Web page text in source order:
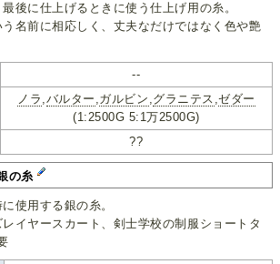
後に仕上げるときに使う仕上げ用の糸。
名前に相応しく、丈夫なだけではなく色や艶
--
ノラ ,バルター ,ガルビン ,グラニテス ,ゼダー
(1:2500G 5:1万2500G)
??
の糸
使用する銀の糸。
イヤースカート、剣士学校の制服ショートタ